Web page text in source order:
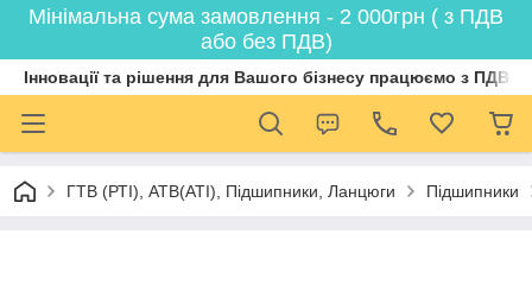
Мінімальна сума замовлення - 2 000грн ( з ПДВ
або без ПДВ)
Інновації та рішення для Вашого бізнесу працюємо з ПДВ
ГТВ (РТI), АТВ(АТI), Пiдшипники, Ланцюги Підшипники